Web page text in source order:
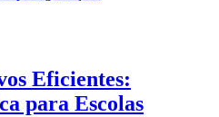
Eficientes:
para Escolas